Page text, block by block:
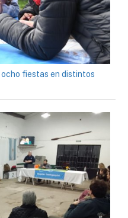
ocho fiestas en distintos